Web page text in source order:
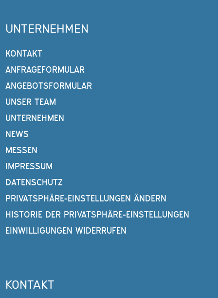
UNTERNEHMEN
KONTAKT
ANFRAGEFORMULAR
ANGEBOTSFORMULAR
UNSER TEAM
UNTERNEHMEN
NEWS
MESSEN
IMPRESSUM
DATENSCHUTZ
PRIVATSPHÄRE-EINSTELLUNGEN ÄNDERN
HISTORIE DER PRIVATSPHÄRE-EINSTELLUNGEN
EINWILLIGUNGEN WIDERRUFEN
KONTAKT